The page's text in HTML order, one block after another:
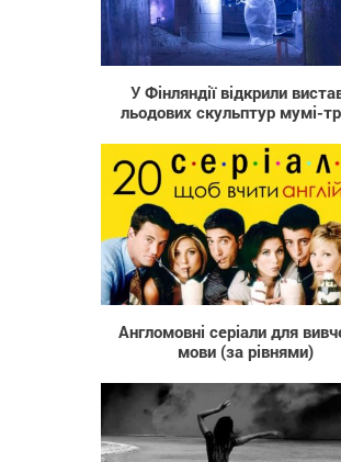
У Фінляндії відкрили
льодових скульптур мумі-
Англомовні серіали для
мови (за рівнями)